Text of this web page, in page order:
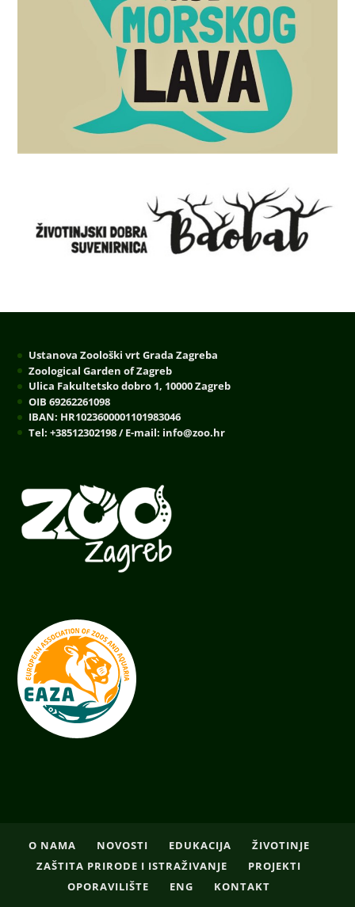
Ustanova Zoološki vrt Grada Zagreba
Zoological Garden of Zagreb
Ulica Fakultetsko dobro 1, 10000 Zagreb
OIB 69262261098
IBAN: HR1023600001101983046
Tel: +38512302198 / E-mail: info@zoo.hr
O NAMA NOVOSTI EDUKACIJA
ŽIVOTINJE
ZAŠTITA PRIRODE I ISTRAŽIVANJE
PROJEKTI
OPORAVILIŠTE
ENG KONTAKT